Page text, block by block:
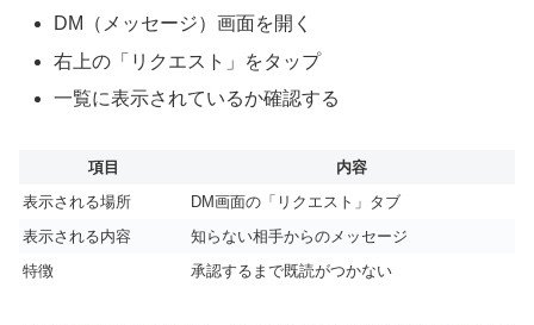
DM（メッセージ）画面を開く
右上の「リクエスト」をタップ
一覧に表示されているか確認する
項目
内容
表示される場所
DM画面の「リクエスト」タブ
表示される内容
知らない相手からのメッセージ
特徴
承認するまで既読がつかない